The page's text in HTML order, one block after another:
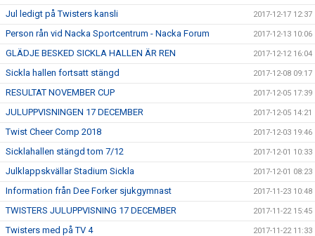
Jul ledigt på Twisters kansli 2017-12-17 12:37
Person rån vid Nacka Sportcentrum - Nacka Forum 2017-12-13 10:06
GLÄDJE BESKED SICKLA HALLEN ÄR REN 2017-12-12 16:04
Sickla hallen fortsatt stängd 2017-12-08 09:17
RESULTAT NOVEMBER CUP 2017-12-05 17:39
JULUPPVISNINGEN 17 DECEMBER 2017-12-05 14:21
Twist Cheer Comp 2018 2017-12-03 19:46
Sicklahallen stängd tom 7/12 2017-12-01 10:33
Julklappskvällar Stadium Sickla 2017-12-01 08:23
Information från Dee Forker sjukgymnast 2017-11-23 10:48
TWISTERS JULUPPVISNING 17 DECEMBER 2017-11-22 15:45
Twisters med på TV 4 2017-11-22 11:33